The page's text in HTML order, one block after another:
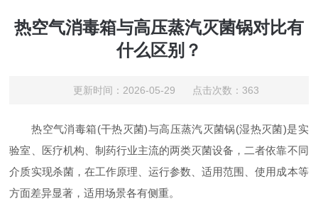
热空气消毒箱与高压蒸汽灭菌锅对比有
什么区别？
更新时间：2026-05-29 点击次数：363
热空气消毒箱(干热灭菌)与高压蒸汽灭菌锅(湿热灭菌)是实
验室、医疗机构、制药行业主流的两类灭菌设备，二者依靠不同
介质实现杀菌，在工作原理、运行参数、适用范围、使用成本等
方面差异显著，适用场景各有侧重。